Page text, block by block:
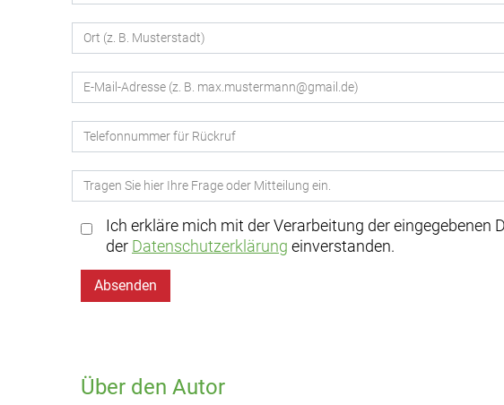
Ich erkläre mich mit der Verarbeitung der eingegebenen
der Datenschutzerklärung einverstanden.
Absenden
Über den Autor